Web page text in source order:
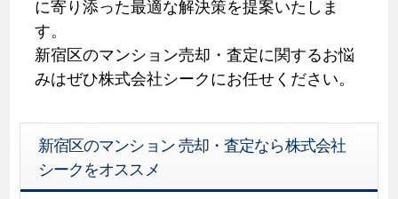
に寄り添った最適な解決策を提案いたしま
す。
新宿区のマンション売却・査定に関するお悩
みはぜひ株式会社シークにお任せください。
新宿区のマンション 売却・査定なら株式会社
シークをオススメ